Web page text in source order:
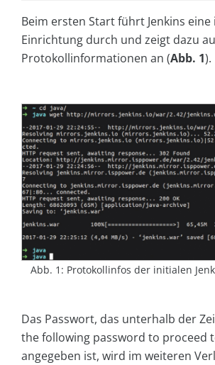
Beim ersten Start führt Jenkins
Einrichtung durch und zeigt dazu
Protokollinformationen an (Abb. 1).
Abb. 1: Protokollinfos der initialen
Das Passwort, das unterhalb der
the following password to proceed
angegeben ist, wird im weiteren